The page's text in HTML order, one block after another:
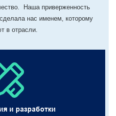
Наша приверженность
нас именем, которому
в отрасли.
и разработки